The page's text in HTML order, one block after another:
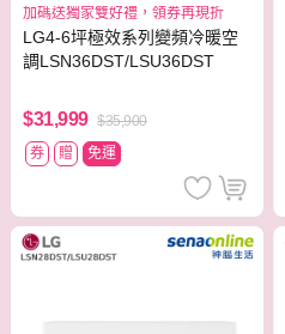
加碼送獨家雙好禮，領券再現折
LG4-6坪極效系列變頻冷暖空
調LSN36DST/LSU36DST
$31,999 $35,900
券
贈 免運